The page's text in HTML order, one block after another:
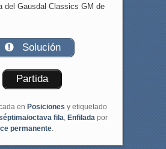
del Gausdal Classics GM de
Solución
Partida
en Posiciones y etiquetado
octava fila Enfilada por
permanente.